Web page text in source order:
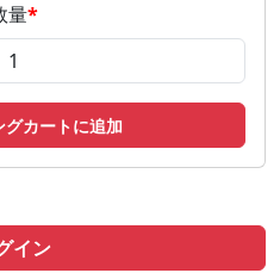
量*
グカートに追加
イン